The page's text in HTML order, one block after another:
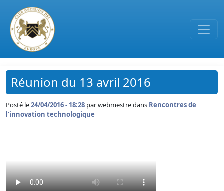
Passer au contenu principal
Réunion du 13 avril 2016
Posté le24/04/2016 - 18:28 parwebmestre dans Rencontres de
l'innovation technologique